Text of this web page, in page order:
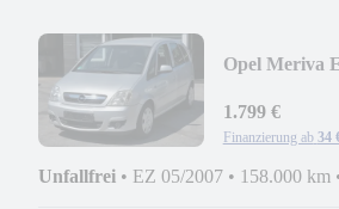
Opel Meriva
1.799 €
Finanzierung ab 34
Unfallfrei • EZ 05/2007 • 158.000 km